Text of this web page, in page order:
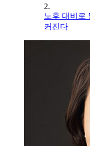
2.
노후 대비로
커진다